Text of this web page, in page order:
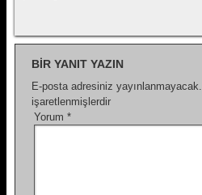
BIR YANIT YAZIN
E-posta adresiniz yayınlanmayacak.
işaretlenmişlerdir
Yorum *